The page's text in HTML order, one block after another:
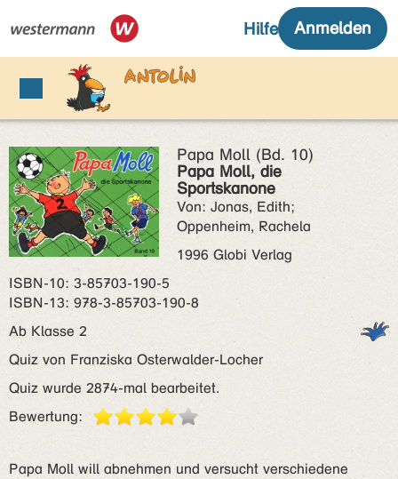
Papa Moll (Bd. 10)
Papa Moll, die
Sportskanone
Von: Jonas, Edith;
Oppenheim, Rachela
1996 Globi Verlag
ISBN‑10: 3-85703-190-5
ISBN‑13: 978-3-85703-190-8
Ab Klasse 2
Quiz von Franziska Osterwalder-Locher
Quiz wurde 2874-mal bearbeitet.
Bewertung:
Papa Moll will abnehmen und versucht verschiedene